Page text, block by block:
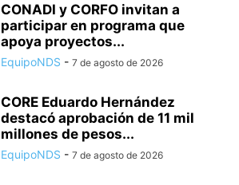
CONADI y CORFO invitan a
participar en programa que
apoya proyectos...
EquipoNDS - 7 de agosto de 2026
CORE Eduardo Hernández
destacó aprobación de 11 mil
millones de pesos...
EquipoNDS - 7 de agosto de 2026